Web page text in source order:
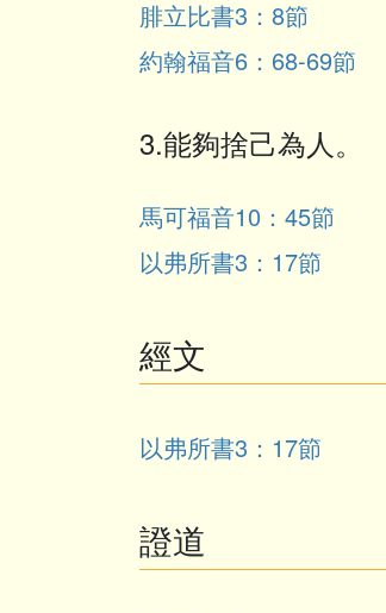
腓立比書3：8節
約翰福音6：68-69節
3.能夠捨己為人。
馬可福音10：45節
以弗所書3：17節
經文
以弗所書3：17節
證道